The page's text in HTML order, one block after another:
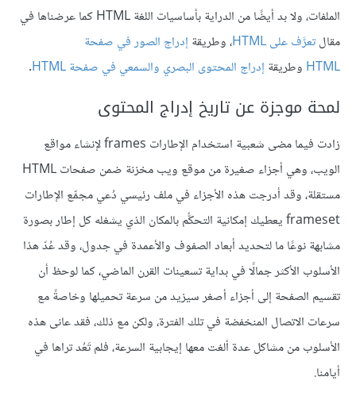
الملفات، ولا بد أيضًا من الدراية بأساسيات اللغة HTML كما عرضناها في
مقالتعرَّف على HTML ، وطريقة إدراج الصور في صفحة
HTML وطريقة إدراج المحتوى البصري والسمعي في صفحة HTML .
لمحة موجزة عن تاريخ إدراج المحتوى
زادت فيما مضى شعبية استخدام الإطارات frames لإنشاء مواقع
الويب، وهي أجزاء صغيرة من موقع ويب مخزنة ضمن صفحات HTML
مستقلة، وقد أدرجت هذه الأجزاء في ملف رئيسي دُعي مجمِّع الإطارات
frameset يعطيك إمكانية التحكُّم بالمكان الذي يشغله كل إطار بصورة
مشابهة نوعًا ما لتحديد أبعاد الصفوف والأعمدة في جدول، وقد عُدّ هذا
الأسلوب الأكثر جمالًا في بداية تسعينات القرن الماضي، كما لوحظ أن
تقسيم الصفحة إلى أجزاء أصغر سيزيد من سرعة تحميلها وخاصةً مع
سرعات الاتصال المنخفضة في تلك الفترة، ولكن مع ذلك، فقد عانى هذه
الأسلوب من مشاكل عدة ألغت معها إيجابية السرعة، فلم تَعُد تراها في
أيامنا.